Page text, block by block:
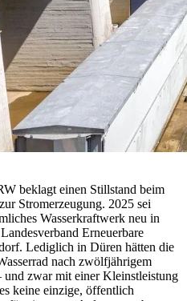
beklagt einen Stillstand beim
Stromerzeugung. 2025 sei
Wasserkraftwerk neu in
Erneuerbare
Lediglich in Düren hätten die
nach zwölfjährigem
zwar mit einer Kleinstleistung
keine einzige, öffentlich